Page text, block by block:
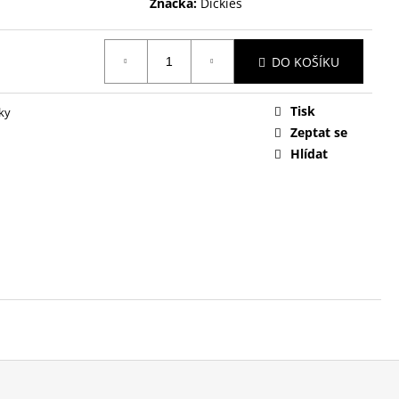
DO KOŠÍKU
Tisk
Zeptat se
Hlídat